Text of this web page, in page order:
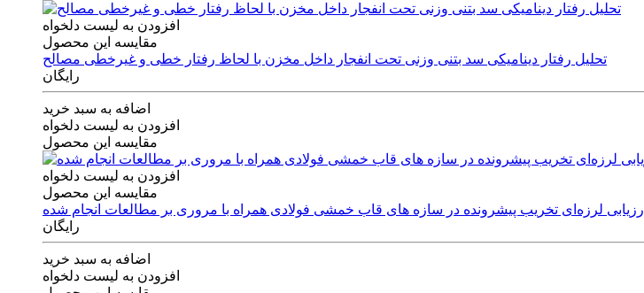
افزودن به لیست دلخواه
مقایسه این محصول
تحلیل رفتار دینامیکی سد بتنی وزنی تحت انفجار داخل مخزن با لحاظ رفتار خطی و غیرخطی مصالح
رایگان
اضافه به سبد خرید
افزودن به لیست دلخواه
مقایسه این محصول
افزودن به لیست دلخواه
مقایسه این محصول
ارزیابی لرزه‌ای تخریب پیشرونده در سازه های قاب خمشی فولادی همراه با مروری بر مطالعات انجام شده
رایگان
اضافه به سبد خرید
افزودن به لیست دلخواه